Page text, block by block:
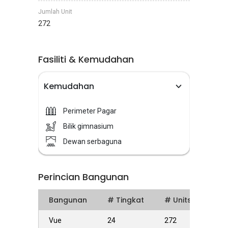
Jumlah Unit
272
Fasiliti & Kemudahan
Kemudahan
Perimeter Pagar
Bilik gimnasium
Dewan serbaguna
Perincian Bangunan
Bangunan # Tingkat # Units
Vue 24 272